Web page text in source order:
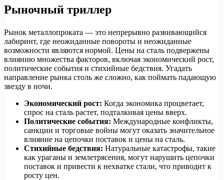
Рыночный триллер
Рынок металлопроката — это непрерывно развивающийся
лабиринт, где неожиданные повороты и неожиданные
возможности являются нормой. Цены на сталь подвержены
влиянию множества факторов, включая экономический рост,
политические события и стихийные бедствия. Угадать
направление рынка столь же сложно, как поймать падающую
звезду в ночи.
Экономический рост: Когда экономика процветает,
спрос на сталь растет, подталкивая цены вверх.
Политические события: Международные конфликты,
санкции и торговые войны могут оказать значительное
влияние на цепочки поставок и цены на сталь.
Стихийные бедствия: Натуральные катастрофы, такие
как ураганы и землетрясения, могут нарушить цепочки
поставок и привести к нехватке стали, что приводит к
росту цен.